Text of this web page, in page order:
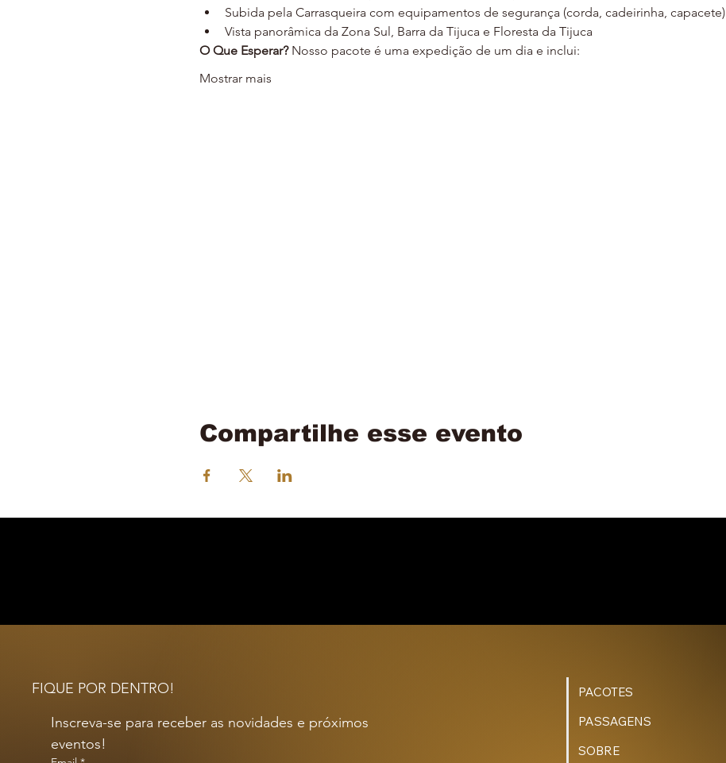
Subida pela Carrasqueira com equipamentos de segurança (corda, cadeirinha, capacete)
Vista panorâmica da Zona Sul, Barra da Tijuca e Floresta da Tijuca
O Que Esperar? Nosso pacote é uma expedição de um dia e inclui:
Mostrar mais
Compartilhe esse evento
FIQUE POR DENTRO!
Inscreva-se para receber as novidades e próximos
eventos!
PACOTES
PASSAGENS
SOBRE